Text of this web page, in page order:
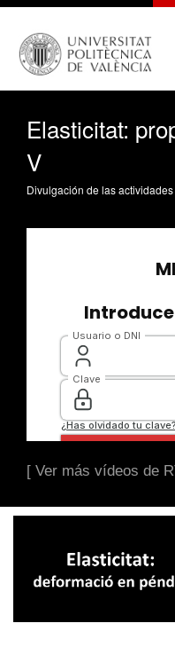
Elasticitat:
V
[ Ver más vídeos de